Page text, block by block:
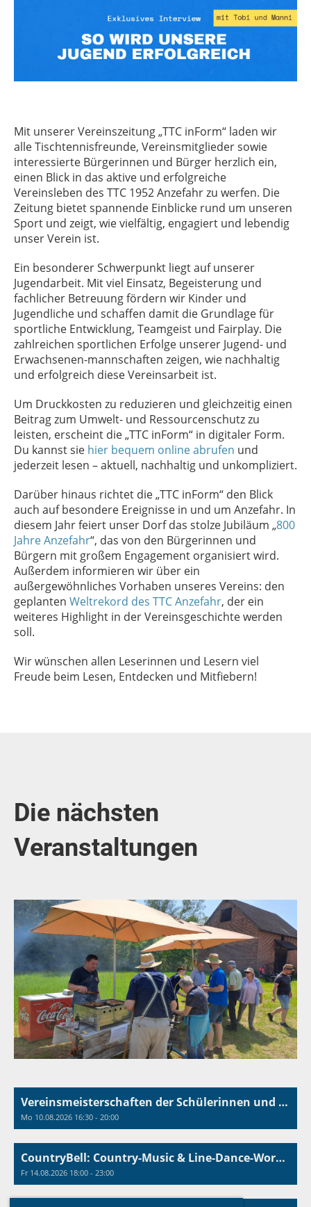
Mit unserer Vereinszeitung „TTC inForm“ laden wir
alle Tischtennisfreunde, Vereinsmitglieder sowie
interessierte Bürgerinnen und Bürger herzlich ein,
einen Blick in das aktive und erfolgreiche
Vereinsleben des TTC 1952 Anzefahr zu werfen. Die
Zeitung bietet spannende Einblicke rund um unseren
Sport und zeigt, wie vielfältig, engagiert und lebendig
unser Verein ist.
Ein besonderer Schwerpunkt liegt auf unserer
Jugendarbeit. Mit viel Einsatz, Begeisterung und
fachlicher Betreuung fördern wir Kinder und
Jugendliche und schaffen damit die Grundlage für
sportliche Entwicklung, Teamgeist und Fairplay. Die
zahlreichen sportlichen Erfolge unserer Jugend- und
Erwachsenen-mannschaften zeigen, wie nachhaltig
und erfolgreich diese Vereinsarbeit ist.
Um Druckkosten zu reduzieren und gleichzeitig einen
Beitrag zum Umwelt- und Ressourcenschutz zu
leisten, erscheint die „TTC inForm“ in digitaler Form.
Du kannst sie hier bequem online abrufen und
jederzeit lesen – aktuell, nachhaltig und unkompliziert.
Darüber hinaus richtet die „TTC inForm“ den Blick
auch auf besondere Ereignisse in und um Anzefahr. In
diesem Jahr feiert unser Dorf das stolze Jubiläum „800
Jahre Anzefahr“, das von den Bürgerinnen und
Bürgern mit großem Engagement organisiert wird.
Außerdem informieren wir über ein
außergewöhnliches Vorhaben unseres Vereins: den
geplanten Weltrekord des TTC Anzefahr, der ein
weiteres Highlight in der Vereinsgeschichte werden
soll.
Wir wünschen allen Leserinnen und Lesern viel
Freude beim Lesen, Entdecken und Mitfiebern!
Die nächsten
Veranstaltungen
Vereinsmeisterschaften der Schülerinnen und Schüler
Mo 10.08.2026 16:30 - 20:00
CountryBell: Country-Music & Line-Dance-Workshop
Fr 14.08.2026 18:00 - 23:00